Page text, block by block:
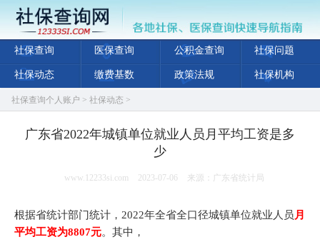
社保查询 医保查询 公积金查询 社保问题
社保动态 缴费基数 政策法规 社保机构
社保查询个人账户 > 社保动态 >
广东省2022年城镇单位就业人员月平均工资是多
少
www.12233si.com 2023-07-06 来源：广东省统计局
根据省统计部门统计，2022年全省全口径城镇单位就业人员 月
平均工资为8807元。其中，